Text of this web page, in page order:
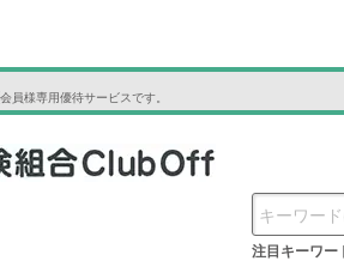
会員様専用優待サービスです。
注目キーワー